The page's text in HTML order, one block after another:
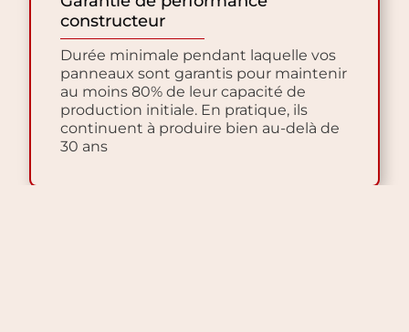
constructeur
Durée minimale pendant laquelle vos
panneaux sont garantis pour maintenir
au moins 80% de leur capacité de
production initiale. En pratique, ils
continuent à produire bien au-delà de
30 ans